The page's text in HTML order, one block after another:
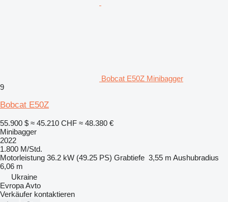
Bobcat E50Z Minibagger
9
Bobcat E50Z
55.900 $ ≈ 45.210 CHF ≈ 48.380 €
Minibagger
2022
1.800 M/Std.
Motorleistung 36.2 kW (49.25 PS) Grabtiefe 3,55 m Aushubradius
6,06 m
Ukraine
Evropa Avto
Verkäufer kontaktieren